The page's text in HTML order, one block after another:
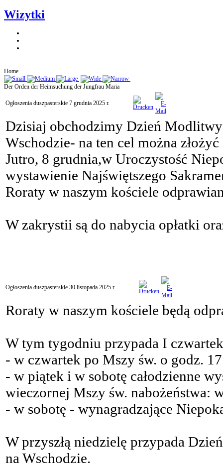
Wizytki
Home
Der Orden der Heimsuchung der Jungfrau Maria
Ogłoszenia duszpasterskie 7 grudnia 2025 r.
Dzisiaj obchodzimy Dzień
Wschodzie- na ten cel można
Jutro, 8 grudnia,w Uroczystość
wystawienie Najświętszego
Roraty w naszym kościele
W zakrystii są do nabycia opłatki
Ogłoszenia duszpasterskie 30 listopada 2025 r.
Roraty w naszym kościele będą
W tym tygodniu przypada I
- w czwartek po Mszy św. o godz.
- w piątek i w sobotę całodzienne
wieczornej Mszy św. nabożeństwa:
- w sobotę - wynagradzające
W przyszłą niedzielę przypada
na Wschodzie.